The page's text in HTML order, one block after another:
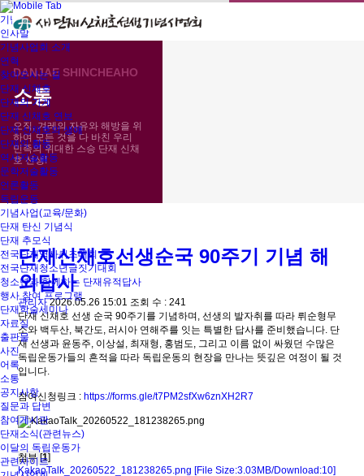
기념사업회
인사말
기념사업회 소개
연혁
찾아오시는 길
단재 신채호
단재의 가계
단재 신채호 연보
단재 신채호의 생애
단재의 활동
역사저술활동
문학저술활동
언론활동
독립운동
기념사업(교육/문화)
단재 탄신 기념식
단재 추모식
전국단재역사퀴즈대회
전국단재청소년글짓기대회
청소년과 함께하는 단재유적답사
행사 참여 프로그램
단재학술세미나
자료실
출판물
사진
어록
소통
공지사항
질문과 답변
참여게시판
단재소식(관련뉴스)
이달의 독립운동가
관련사이트
DANJAE SHINCHEAHO
소통
오직, 겨레의 자유와 해방을 위
하여 모든 것을 다 바친 우리
민족의 위대한 스승 단재 신채
호 선생!
소통
공지사항
단재신채호선생순국 90주기 기념 해
외답사
관리자 2026.05.26 15:01 조회 수 : 241
단재 신채호 선생 순국 90주기를 기념하며, 선생의 발자취를 따라 뤼순형무
소와 백두산, 북간도, 러시아 연해주를 잇는 특별한 답사를 준비했습니다. 단
재 선생과 윤동주, 이상설, 최재형, 홍범도, 그리고 이름 없이 싸웠던 수많은
독립운동가들의 흔적을 따라 독립운동의 현장을 만나는 뜻깊은 여정이 될 것
입니다.
참여신청링크 : https://forms.gle/t7PM2sfXw6znXH2R7
첨부 [1]
KakaoTalk_20260522_181238265.png [File Size:3.03MB/Download:10]